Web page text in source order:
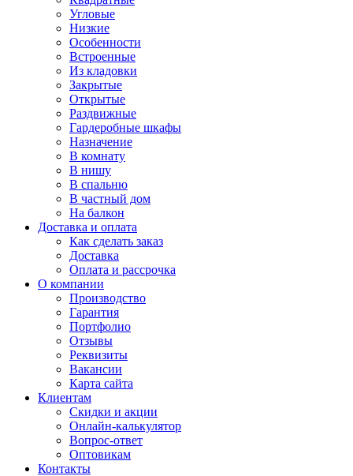
Угловые
Низкие
Особенности
Встроенные
Из кладовки
Закрытые
Открытые
Раздвижные
Гардеробные шкафы
Назначение
В комнату
В нишу
В спальню
В частный дом
На балкон
Доставка и оплата
Как сделать заказ
Доставка
Оплата и рассрочка
О компании
Производство
Гарантия
Портфолио
Отзывы
Реквизиты
Вакансии
Карта сайта
Клиентам
Скидки и акции
Онлайн-калькулятор
Вопрос-ответ
Оптовикам
Контакты